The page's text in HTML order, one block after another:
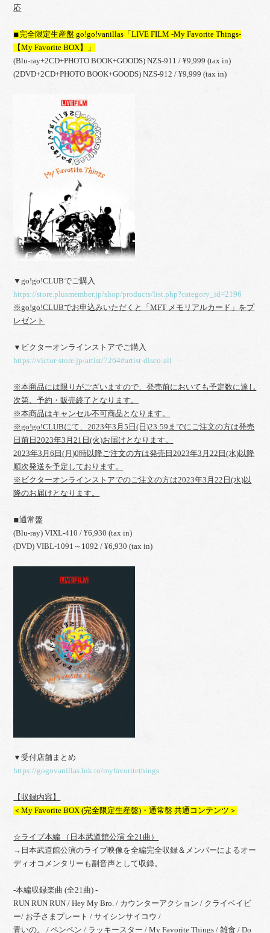
応
◾︎完全限定生産盤 go!go!vanillas「LIVE FILM -My Favorite Things-
【My Favorite BOX】」
(Blu-ray+2CD+PHOTO BOOK+GOODS) NZS-911 / ¥9,999 (tax in)
(2DVD+2CD+PHOTO BOOK+GOODS) NZS-912 / ¥9,999 (tax in)
▼go!go!CLUBでご購入
https://store.plusmember.jp/shop/products/list.php?category_id=2196
※go!go!CLUBでお申込みいただくと「MFT メモリアルカード」をプ
レゼント
▼ビクターオンラインストアでご購入
https://victor-store.jp/artist/7264#artist-disco-all
※本商品には限りがございますので、発売前においても予定数に達し
次第、予約・販売終了となります。
※本商品はキャンセル不可商品となります。
※go!go!CLUBにて、2023年3月5日(日)23:59までにご注文の方は発売
日前日2023年3月21日(火)お届けとなります。
2023年3月6日(月)0時以降ご注文の方は発売日2023年3月22日(水)以降
順次発送を予定しております。
※ビクターオンラインストアでのご注文の方は2023年3月22日(水)以
降のお届けとなります。
◾︎通常盤
(Blu-ray) VIXL-410 / ¥6,930 (tax in)
(DVD) VIBL-1091～1092 / ¥6,930 (tax in)
▼受付店舗まとめ
https://gogovanillas.lnk.to/myfavoritethings
【収録内容】
＜My Favorite BOX (完全限定生産盤)・通常盤 共通コンテンツ＞
☆ライブ本編 （日本武道館公演 全21曲）
→日本武道館公演のライブ映像を全編完全収録＆メンバーによるオー
ディオコメンタリーも副音声として収録。
-本編収録楽曲 (全21曲) -
RUN RUN RUN / Hey My Bro. / カウンターアクション / クライベイビ
ー/ お子さまプレート / サイシンサイコウ /
青いの。 / ペンペン / ラッキースター / My Favorite Things / 雑食 / Do